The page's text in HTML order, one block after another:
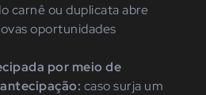
carnê ou duplicata abre
oportunidades
por meio de
caso surja um